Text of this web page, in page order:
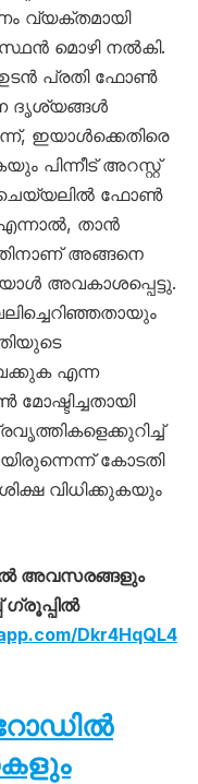
വ്യക്തമായി
മൊഴി നൽകി.
പ്രതി ഫോൺ
ദൃശ്യങ്ങൾ
ഇയാൾക്കെതിരെ
പിന്നീട് അറസ്റ്റ്
ഫോൺ
താൻ
അങ്ങനെ
അവകാശപ്പെട്ടു.
എന്ന
കോടതി
വിധിക്കുകയും
അവസരങ്ങളും
Dkr4HqQL4